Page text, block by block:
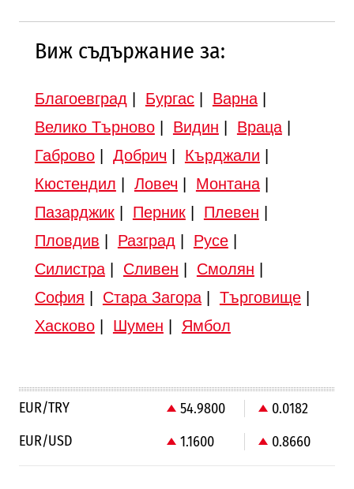
Виж съдържание за:
Благоевград Бургас| Варна|
Велико Търново| Видин Враца|
Габрово| Добрич Кърджали
Кюстендил
Ловеч Монтана|
Пазарджик| Перник| Плевен
Пловдив
Разград Русе|
Силистра| Сливен Смолян
София
Стара Загора| Търговище|
Хасково| Шумен Ямбол
EUR/TRY 54.9800
0.0182
EUR/USD
1.1600 0.8660